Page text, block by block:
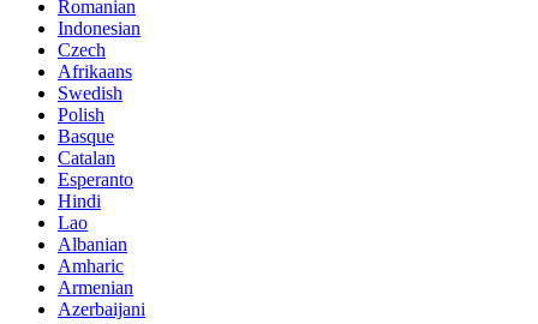
Romanian
Indonesian
Czech
Afrikaans
Swedish
Polish
Basque
Catalan
Esperanto
Hindi
Lao
Albanian
Amharic
Armenian
Azerbaijani